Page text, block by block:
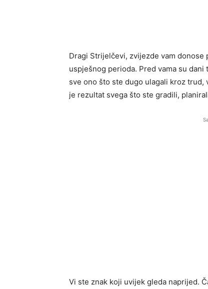
Dragi Strijelčevi, zvijezde vam
uspješnog perioda. Pred vama su
sve ono što ste dugo ulagali kroz
je rezultat svega što ste gradili,
Vi ste znak koji uvijek gleda naprijed.